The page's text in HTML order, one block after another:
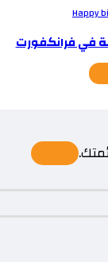
في فرانكفورت